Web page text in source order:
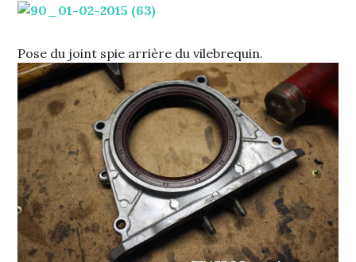
Pose du joint spie arrière du vilebrequin.